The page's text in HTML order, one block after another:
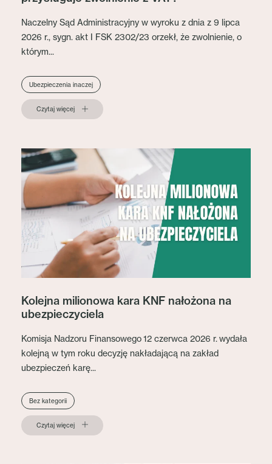
Naczelny Sąd Administracyjny w wyroku z dnia z 9 lipca
2026 r., sygn. akt I FSK 2302/23 orzekł, że zwolnienie, o
którym...
Ubezpieczenia inaczej
Czytaj więcej
Kolejna milionowa kara KNF nałożona na
ubezpieczyciela
Komisja Nadzoru Finansowego 12 czerwca 2026 r. wydała
kolejną w tym roku decyzję nakładającą na zakład
ubezpieczeń karę...
Bez kategorii
Czytaj więcej